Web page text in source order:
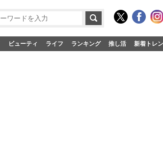
ビューティ ライフ ランキング 推し活 新着トレ